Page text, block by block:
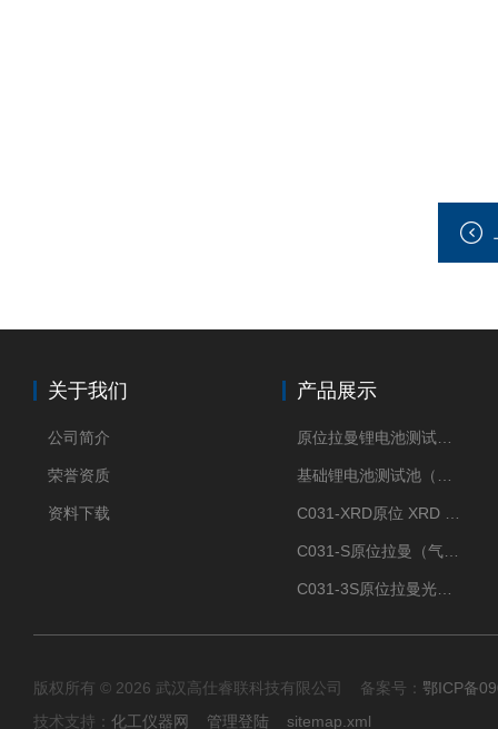
关于我们
公司简介
荣誉资质
资料下载
产品展示
版权所有 © 2026 武汉高仕睿联科技有限公司 备案号： 鄂ICP备
技术支持： 化工仪器网 管理登陆 sitemap.xml